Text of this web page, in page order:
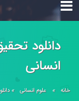
دانلود
انسانی
خانه » علوم انسانی »